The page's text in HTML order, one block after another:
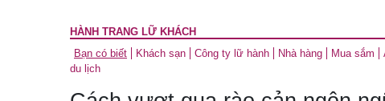
HÀNH TRANG LỮ KHÁCH
Bạn có biết
Khách sạn Công ty lữ hành Nhà hàng Mua sắm
du lịch